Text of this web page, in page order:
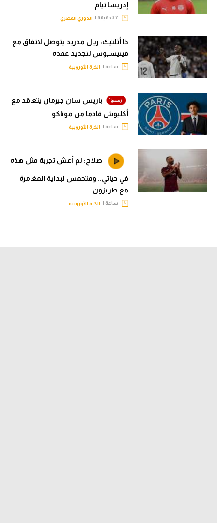
إدريسا تيام
الدوري المصري
ذا أثلتيك: ريال مدريد يتوصل لاتفاق مع
فينيسيوس لتجديد عقده
ساعة | الكرة الأوروبية
باريس سان جيرمان يتعاقد مع
أكليوش قادما من موناكو
ساعة | الكرة الأوروبية
صلاح: لم أعش تجربة مثل هذه
في حياتي.. ومتحمس لبداية المغامرة
مع طرابزون
ساعة | الكرة الأوروبية